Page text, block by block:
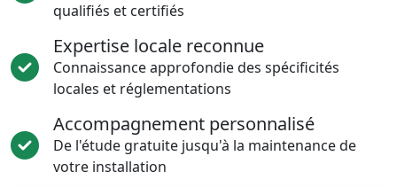
qualifiés et certifiés
Expertise locale reconnue
Connaissance approfondie des spécificités
locales et réglementations
Accompagnement personnalisé
De l'étude gratuite jusqu'à la maintenance de
votre installation